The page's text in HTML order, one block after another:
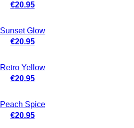
€20.95
Sunset Glow
€20.95
Retro Yellow
€20.95
Peach Spice
€20.95